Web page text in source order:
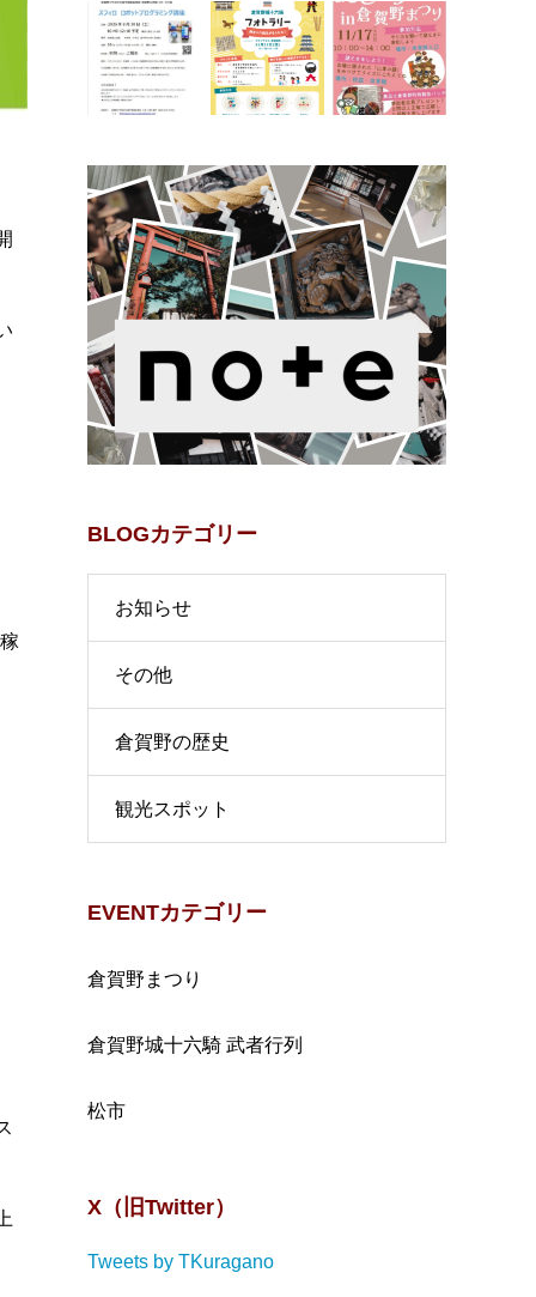
BLOGカテゴリー
お知らせ
その他
倉賀野の歴史
観光スポット
EVENTカテゴリー
倉賀野まつり
倉賀野城十六騎 武者行列
松市
X（旧Twitter）
Tweets by TKuragano